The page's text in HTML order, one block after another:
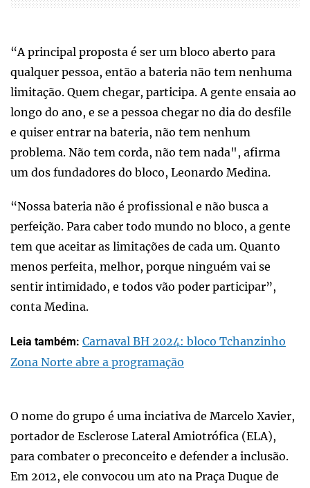
“A principal proposta é ser um bloco aberto para
qualquer pessoa, então a bateria não tem nenhuma
limitação. Quem chegar, participa. A gente ensaia ao
longo do ano, e se a pessoa chegar no dia do desfile
e quiser entrar na bateria, não tem nenhum
problema. Não tem corda, não tem nada", afirma
um dos fundadores do bloco, Leonardo Medina.
“Nossa bateria não é profissional e não busca a
perfeição. Para caber todo mundo no bloco, a gente
tem que aceitar as limitações de cada um. Quanto
menos perfeita, melhor, porque ninguém vai se
sentir intimidado, e todos vão poder participar”,
conta Medina.
Leia também: Carnaval BH 2024: bloco Tchanzinho
Zona Norte abre a programação
O nome do grupo é uma inciativa de Marcelo Xavier,
portador de Esclerose Lateral Amiotrófica (ELA),
para combater o preconceito e defender a inclusão.
Em 2012, ele convocou um ato na Praça Duque de